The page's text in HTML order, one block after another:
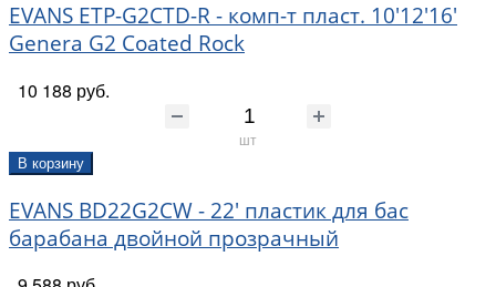
EVANS ETP-G2CTD-R - комп-т пласт. 10'12'16'
Genera G2 Coated Rock
10 188 руб.
шт
В корзину
EVANS BD22G2CW - 22' пластик для бас
барабана двойной прозрачный